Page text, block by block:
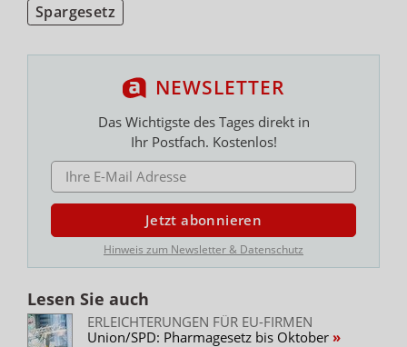
Spargesetz
NEWSLETTER
Das Wichtigste des Tages direkt in
Ihr Postfach. Kostenlos!
E-MAIL ADRESSE
Jetzt abonnieren
Hinweis zum Newsletter & Datenschutz
Lesen Sie auch
ERLEICHTERUNGEN FÜR EU-FIRMEN
Union/SPD: Pharmagesetz bis Oktober